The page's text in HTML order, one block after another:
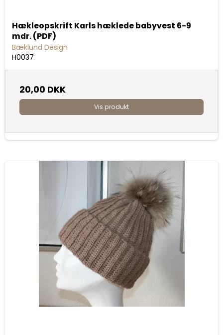
Hækleopskrift Karls hæklede babyvest 6-9
mdr. (PDF)
Bæklund Design
H0037
20,00 DKK
Vis produkt